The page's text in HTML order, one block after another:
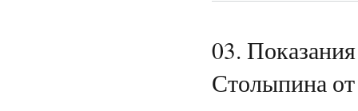
03.
Столыпина от